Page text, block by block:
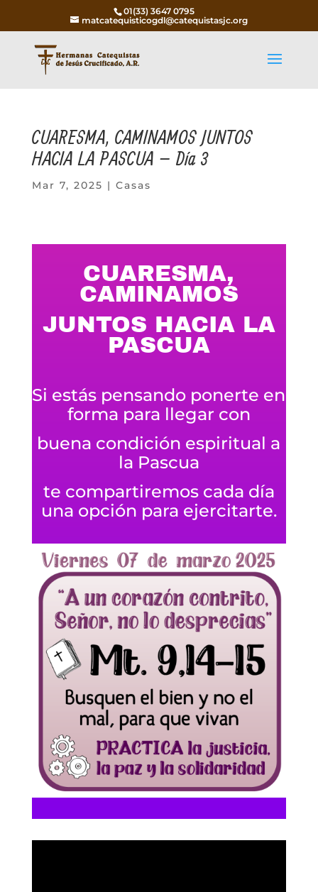
01(33) 3647 0795
matcatequisticogdl@catequistasjc.org
CUARESMA, CAMINAMOS JUNTOS
HACIA LA PASCUA – Día 3
Mar 7, 2025 | Casas
CUARESMA,
CAMINAMOS
JUNTOS HACIA LA
PASCUA
Si estás pensando ponerte en
forma para llegar con
buena condición espiritual a
la Pascua
te compartiremos cada día
una opción para ejercitarte.